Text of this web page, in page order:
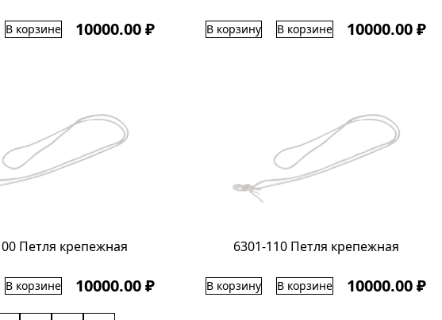
В корзине 10000.00 ₽ В корзину В корзине 10000.00 ₽
Петля крепежная
В корзине 10000.00 ₽
6301-110 Петля крепежная
В корзину В корзине 10000.00 ₽